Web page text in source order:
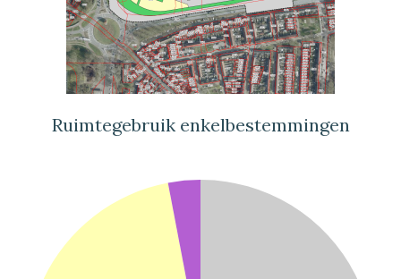
Ruimtegebruik enkelbestemmingen